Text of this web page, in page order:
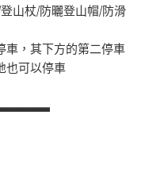
山杖/防曬登山帽/防滑
車，其下方的第二停車
也可以停車